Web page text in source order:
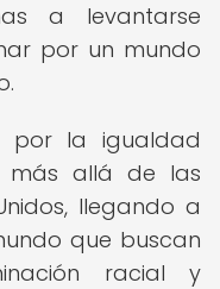
a levantarse
por un mundo
por la igualdad
más allá de las
llegando a
que buscan
racial y